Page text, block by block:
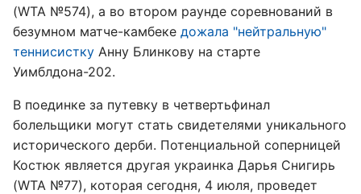
(WTA №574), а во втором раунде соревнований в
безумном матче-камбеке дожала "нейтральную"
теннисистку Анну Блинкову на старте
Уимблдона-202.
В поединке за путевку в четвертьфинал
болельщики могут стать свидетелями уникального
исторического дерби. Потенциальной соперницей
Костюк является другая украинка Дарья Снигирь
(WTA №77), которая сегодня, 4 июля, проведет